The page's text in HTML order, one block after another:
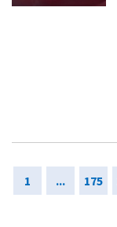
1 ... 175